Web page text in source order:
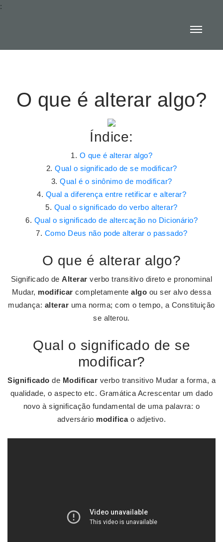
:
O que é alterar algo?
Índice:
O que é alterar algo?
Qual o significado de se modificar?
Qual é o sinônimo de modificar?
Qual a diferença entre retificar e alterar?
Qual o significado do verbo alterar?
Qual o significado de altercação no Dicionário?
Como Deus não pode alterar o passado?
O que é alterar algo?
Significado deAlterar verbo transitivo direto e pronominal
Mudar, modificar completamentealgo ou ser alvo dessa
mudança: alterar uma norma; com o tempo, a Constituição
se alterou.
Qual o significado de se
modificar?
Significado de Modificar verbo transitivo Mudar a forma, a
qualidade, o aspecto etc. Gramática Acrescentar um dado
novo à significação fundamental de uma palavra: o
adversário modificao adjetivo.